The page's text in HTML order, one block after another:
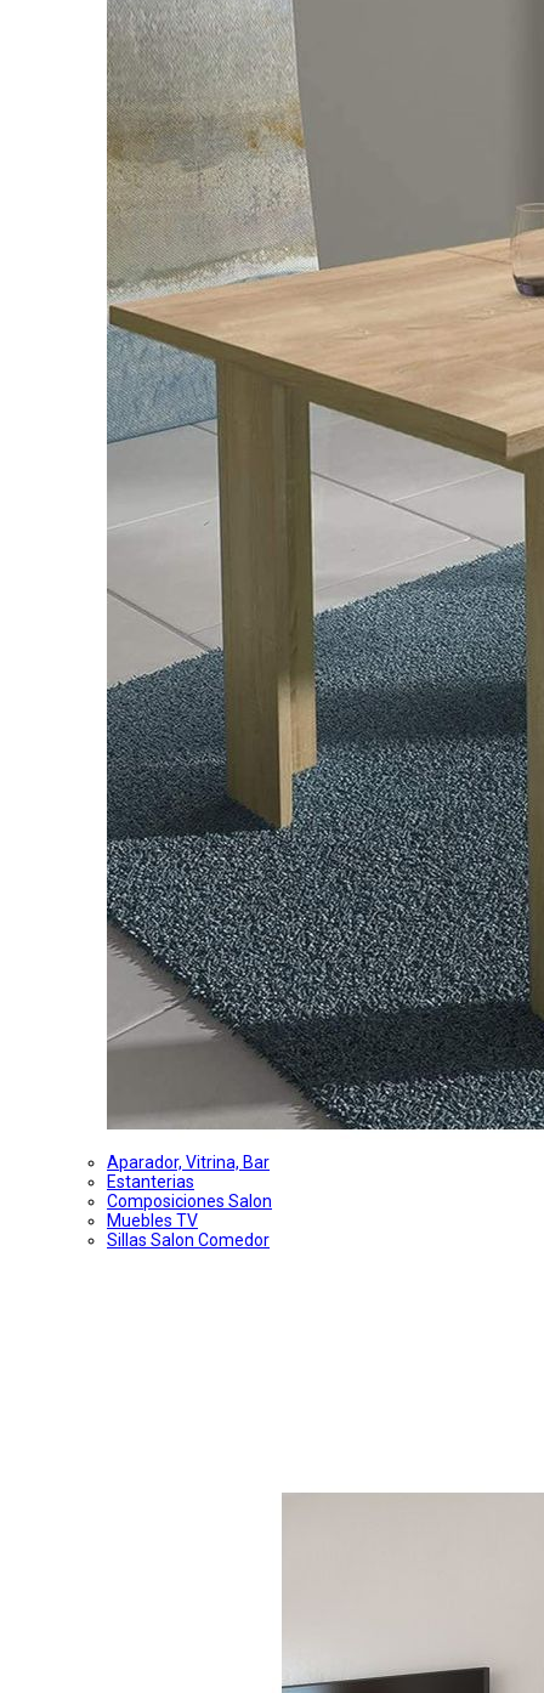
Aparador, Vitrina, Bar
Estanterias
Composiciones Salon
Muebles TV
Sillas Salon Comedor